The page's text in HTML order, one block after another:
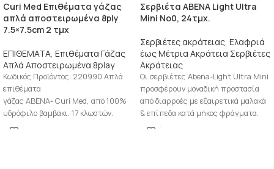
Curi Med Επιθέματα γάζας
απλά αποστειρωμένα 8ply
7.5×7.5cm 2 τμχ
ΕΠΙΘΕΜΑΤΑ, Επιθέματα Γάζας
Απλά Αποστειρωμένα 8play
Κωδικός Προϊόντος: 220990 Απλά
επιθέματα
γάζας ΑΒΕΝΑ- Curi Med, από 100%
υδρόφιλο βαμβάκι. 17 κλωστών.
·Οκτώ αναδιπλώσεων (8 ply),
Σερβιέτα ABENA Light Ultra
Mini No0, 24τμχ.
Σερβιέτες ακράτειας, Ελαφριά
έως Μέτρια Ακράτεια Σερβιέτες
Ακράτειας
Οι σερβιέτες Abena-Light Ultra Mini
προσφέρουν μοναδική προστασία
από διαρροές με εξαιρετικά μαλακά
& επίπεδα κατά μήκος φράγματα.
Είναι διακριτικές,